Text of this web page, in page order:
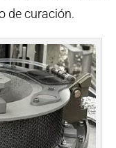
de curación.